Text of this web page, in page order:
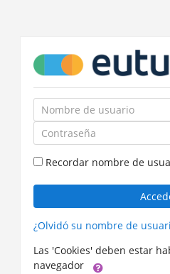
contenido
principal
Nombre
de
usuario
Contraseña
Recordar nombre de
¿Olvidó su nombre de
Las 'Cookies' deben estar
navegador